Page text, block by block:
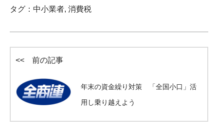
タグ： 中小業者, 消費税
<< 前の記事
年末の資金繰り対策 「全国小口」活
用し乗り越えよう